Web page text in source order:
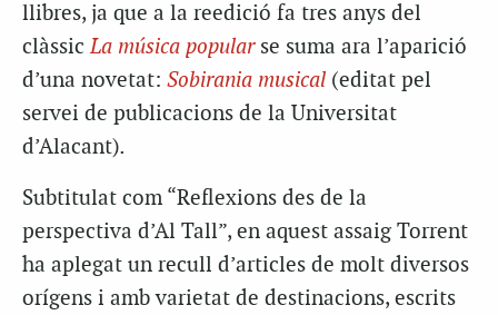
llibres, ja que a la reedició fa tres anys del
clàssicLa música popularse suma ara l’aparició
d’una novetat: Sobirania musical (editat pel
servei de publicacions de la Universitat
d’Alacant).
Subtitulat com “Reflexions des de la
perspectiva d’Al Tall”, en aquest assaig Torrent
ha aplegat un recull d’articles de molt diversos
orígens i amb varietat de destinacions, escrits